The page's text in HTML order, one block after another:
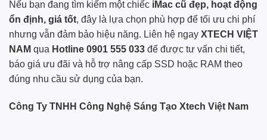
Nếu bạn đang tìm kiếm một chiếc iMac cũ đẹp, hoạt động
ổn định, giá tốt, đây là lựa chọn phù hợp để tối ưu chi phí
nhưng vẫn đảm bảo hiệu năng. Liên hệ ngay XTECH VIỆT
NAM qua Hotline 0901 555 033 để được tư vấn chi tiết,
báo giá ưu đãi và hỗ trợ nâng cấp SSD hoặc RAM theo
đúng nhu cầu sử dụng của bạn.
Công Ty TNHH Công Nghệ Sáng Tạo Xtech Việt Nam